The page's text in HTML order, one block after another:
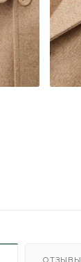
ОТЗЫВЫ